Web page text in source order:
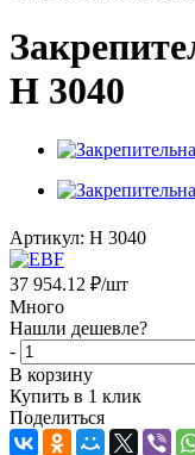
H 3040
Артикул: H 3040
37 954.12 ₽/шт
Много
Нашли дешевле?
-
В корзину
Купить в 1 клик
Поделиться